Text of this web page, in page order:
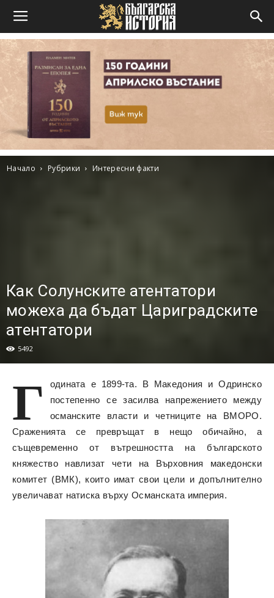
Начало Рубрики Интересни факти
Как Солунските атентатори
можеха да бъдат Цариградските
атентатори
5492
Г
одината е 1899-та. В Македония и Одринско
постепенно се засилва напрежението между
османските власти и четниците на ВМОРО.
Сраженията се превръщат в нещо обичайно, а
същевременно от вътрешността на българското
княжество навлизат чети на Върховния македонски
комитет (ВМК), които имат свои цели и допълнително
увеличават натиска върху Османската империя.